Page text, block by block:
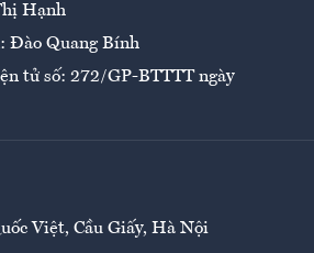
Hạnh
Đào Quang Bính
tử số: 272/GP-BTTTT ngày
Việt, Cầu Giấy, Hà Nội